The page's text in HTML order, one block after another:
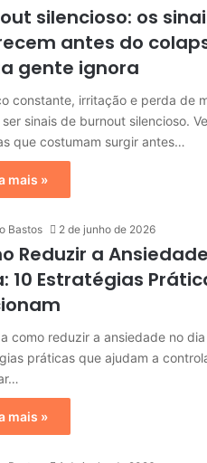
silencioso: os
antes do
gente ignora
constante, irritação e perda de
sinais de burnout silencioso.
que costumam surgir antes…
mais »
Bastos 2 de junho de 2026
Reduzir a
10 Estratégias
como reduzir a ansiedade no
práticas que ajudam a
mais »